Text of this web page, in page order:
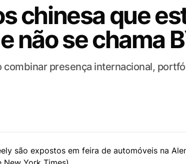
chinesa que
não se chama
combinar presença internacional,